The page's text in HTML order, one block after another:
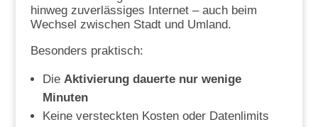
hinweg zuverlässiges Internet – auch beim
Wechsel zwischen Stadt und Umland.
Besonders praktisch:
Die Aktivierung dauerte nur wenige
Minuten
Keine versteckten Kosten oder Datenlimits